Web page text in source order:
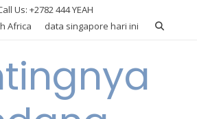
Us: +2782 444 YEAH
Africa
data singapore hari ini